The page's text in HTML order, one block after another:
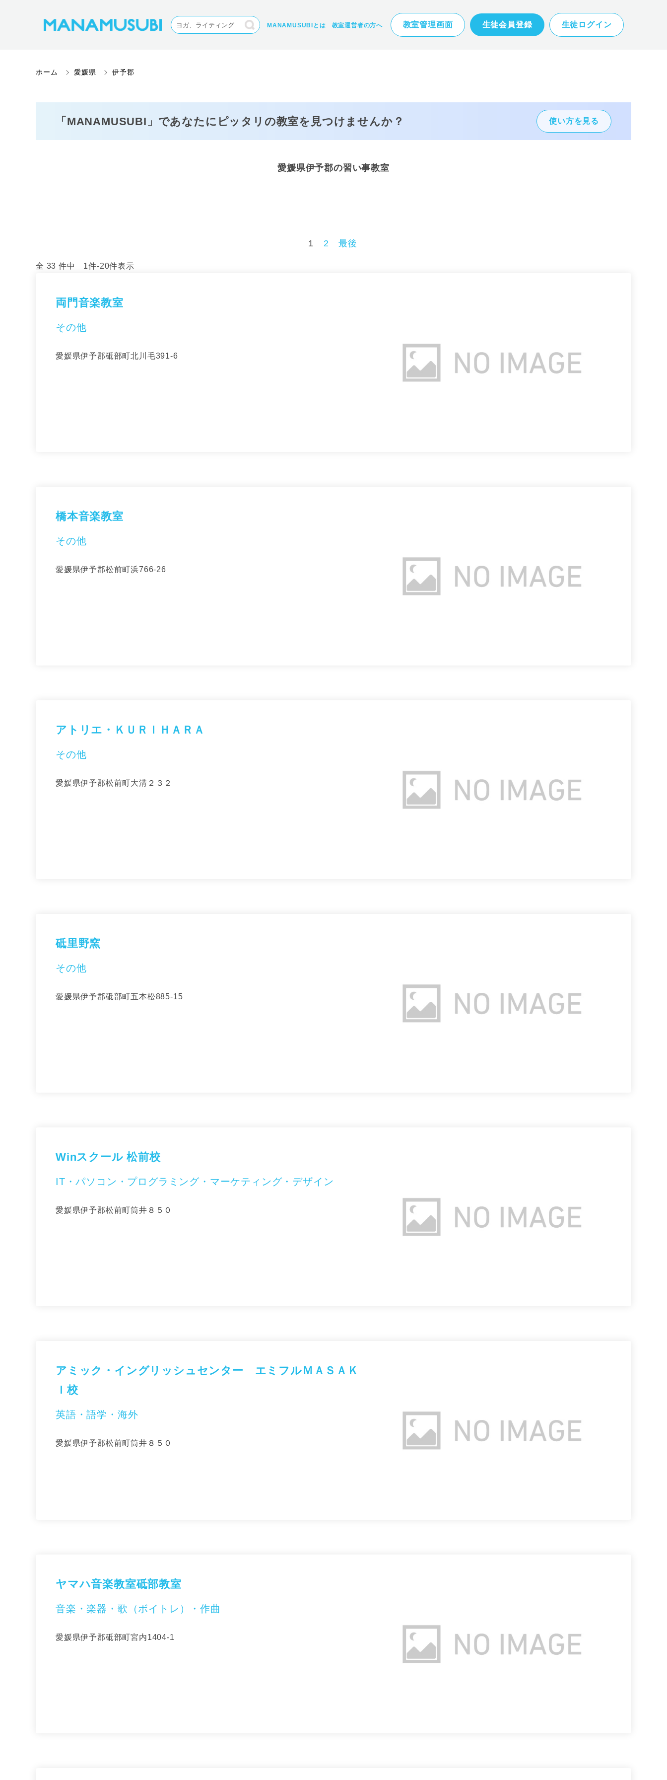
MANAMUSUBIとは 教室運営者の方へ 教室管理画面 生徒会員登録 生徒ログイン
ホーム 愛媛県 伊予郡
「MANAMUSUBI」であなたにピッタリの教室を見つけませんか？ 使い方を見る
愛媛県伊予郡の習い事教室
1 2 最後
全 33 件中 1件-20件表示
両門音楽教室
その他
愛媛県伊予郡砥部町北川毛391-6
橋本音楽教室
その他
愛媛県伊予郡松前町浜766-26
アトリエ・ＫＵＲＩＨＡＲＡ
その他
愛媛県伊予郡松前町大溝２３２
砥里野窯
その他
愛媛県伊予郡砥部町五本松885-15
Winスクール 松前校
IT・パソコン・プログラミング・マーケティング・デザイン
愛媛県伊予郡松前町筒井８５０
アミック・イングリッシュセンター エミフルＭＡＳＡＫ
Ｉ校
英語・語学・海外
愛媛県伊予郡松前町筒井８５０
ヤマハ音楽教室砥部教室
音楽・楽器・歌（ボイトレ）・作曲
愛媛県伊予郡砥部町宮内1404-1